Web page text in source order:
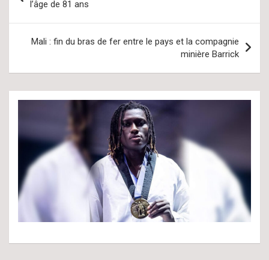
l’article
l’âge de 81 ans
Mali : fin du bras de fer entre le pays et la compagnie
minière Barrick